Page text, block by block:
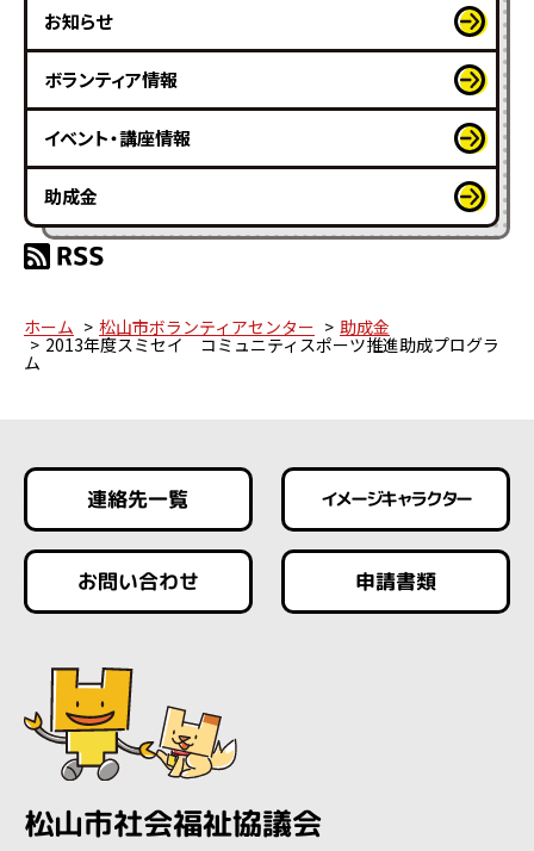
お知らせ
ボランティア情報
イベント・講座情報
助成金
ホーム 松山市ボランティアセンター 助成金
2013年度スミセイ コミュニティスポーツ推進助成プログラ
ム
連絡先一覧 イメージキャラクター
お問い合わせ 申請書類
松山市社会福祉協議会